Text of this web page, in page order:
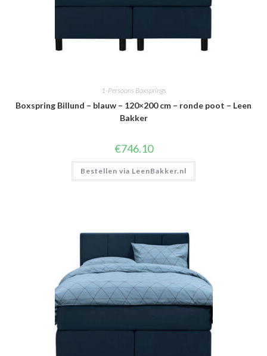
1-Persoons Boxsprings
Boxspring Billund – blauw – 120×200 cm – ronde poot – Leen
Bakker
€746.10
Bestellen via LeenBakker.nl